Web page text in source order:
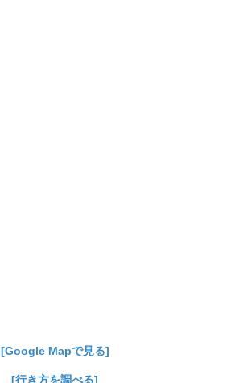
[Google Mapで見る]
[行き方を調べる]